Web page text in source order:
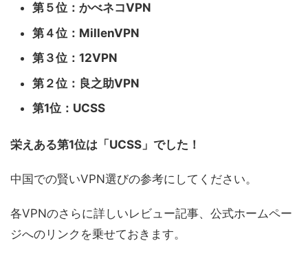
第５位： かべネコVPN
第４位：MillenVPN
第３位： 12VPN
第２位：良之助VPN
第1位：UCSS
栄えある第1位は「UCSS」でした！
中国での賢いVPN選びの参考にしてください。
各VPNのさらに詳しいレビュー記事、公式ホームペー
ジへのリンクを乗せておきます。